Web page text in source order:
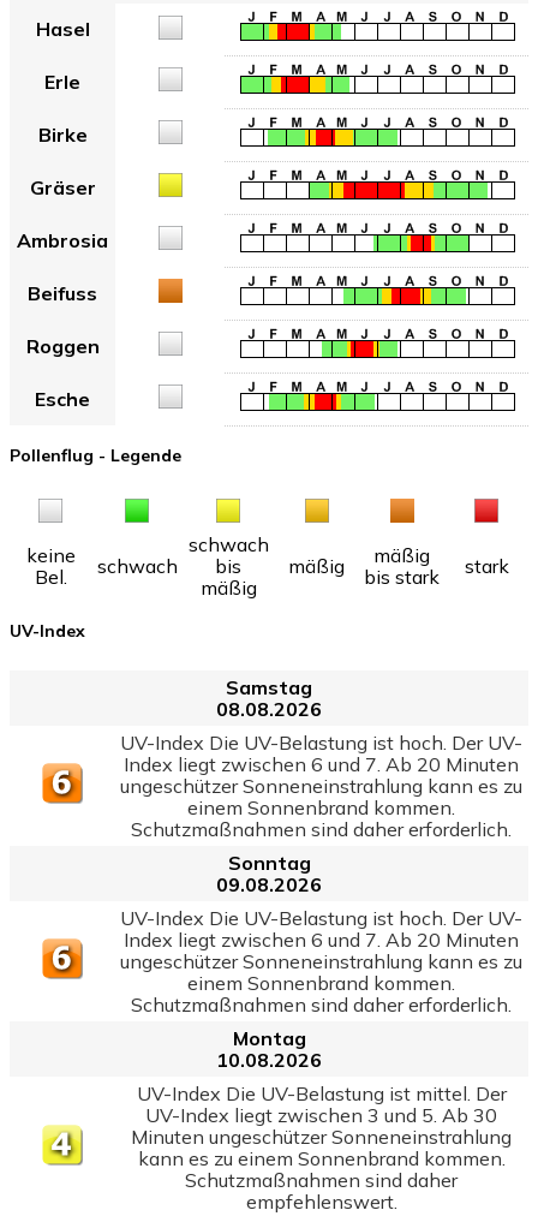
Hasel
Erle
Birke
Gräser
Ambrosia
Beifuss
Roggen
Esche
Pollenflug - Legende
keine
Bel.
schwach
schwach
bis
mäßig
mäßig
mäßig
bis stark
stark
UV-Index
Samstag
08.08.2026
UV-Index Die UV-Belastung ist hoch. Der UV-
Index liegt zwischen 6 und 7. Ab 20 Minuten
ungeschützer Sonneneinstrahlung kann es zu
einem Sonnenbrand kommen.
Schutzmaßnahmen sind daher erforderlich.
Sonntag
09.08.2026
UV-Index Die UV-Belastung ist hoch. Der UV-
Index liegt zwischen 6 und 7. Ab 20 Minuten
ungeschützer Sonneneinstrahlung kann es zu
einem Sonnenbrand kommen.
Schutzmaßnahmen sind daher erforderlich.
Montag
10.08.2026
UV-Index Die UV-Belastung ist mittel. Der
UV-Index liegt zwischen 3 und 5. Ab 30
Minuten ungeschützer Sonneneinstrahlung
kann es zu einem Sonnenbrand kommen.
Schutzmaßnahmen sind daher
empfehlenswert.